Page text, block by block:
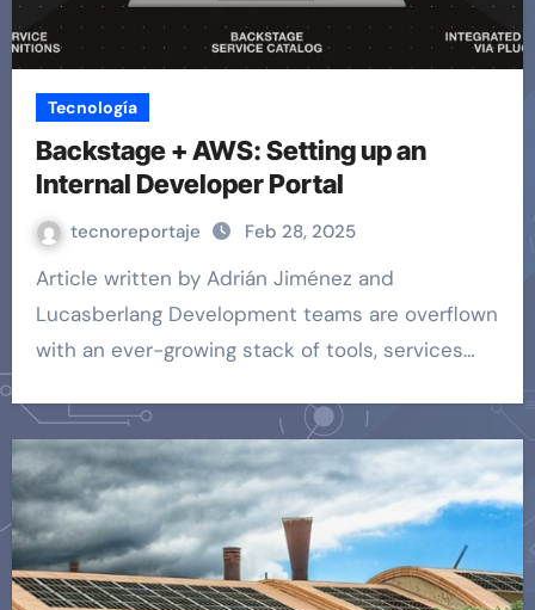
Tecnología
Backstage + AWS: Setting up an
Internal Developer Portal
tecnoreportaje Feb 28, 2025
Article written by Adrián Jiménez and
Lucasberlang Development teams are overflown
with an ever-growing stack of tools, services…